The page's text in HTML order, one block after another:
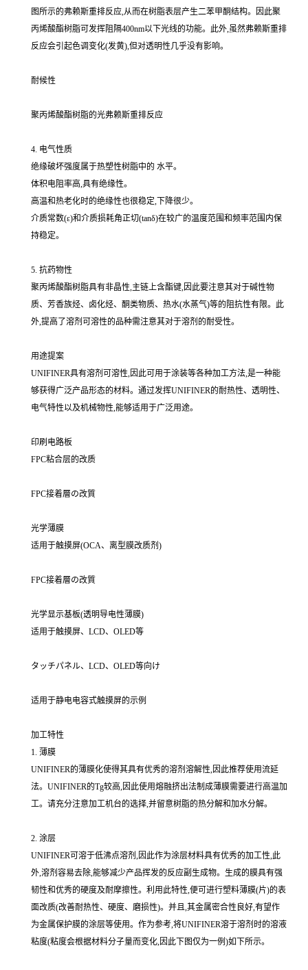
图所示的弗赖斯重排反应,从而在树脂表层产生二苯甲酮结构。因此聚
丙烯酸酯树脂可发挥阻隔400nm以下光线的功能。此外,虽然弗赖斯重排
反应会引起色调变化(发黄),但对透明性几乎没有影响。
耐候性
聚丙烯酸酯树脂的光弗赖斯重排反应
4. 电气性质
绝缘破坏强度属于热塑性树脂中的 水平。
体积电阻率高,具有绝缘性。
高温和热老化时的绝缘性也很稳定,下降很少。
介质常数(ε)和介质损耗角正切(tanδ)在较广的温度范围和频率范围内保
持稳定。
5. 抗药物性
聚丙烯酸酯树脂具有非晶性,主链上含酯键,因此要注意其对于碱性物
质、芳香族烃、卤化烃、酮类物质、热水(水蒸气)等的阻抗性有限。此
外,提高了溶剂可溶性的品种需注意其对于溶剂的耐受性。
用途提案
UNIFINER具有溶剂可溶性,因此可用于涂装等各种加工方法,是一种能
够获得广泛产品形态的材料。通过发挥UNIFINER的耐热性、透明性、
电气特性以及机械物性,能够适用于广泛用途。
印刷电路板
FPC粘合层的改质
FPC接着層の改質
光学薄膜
适用于触摸屏(OCA、离型膜改质剂)
FPC接着層の改質
光学显示基板(透明导电性薄膜)
适用于触摸屏、LCD、OLED等
タッチパネル、LCD、OLED等向け
适用于静电电容式触摸屏的示例
加工特性
1. 薄膜
UNIFINER的薄膜化使得其具有优秀的溶剂溶解性,因此推荐使用流延
法。UNIFINER的Tg较高,因此使用熔融挤出法制成薄膜需要进行高温加
工。请充分注意加工机台的选择,并留意树脂的热分解和加水分解。
2. 涂层
UNIFINER可溶于低沸点溶剂,因此作为涂层材料具有优秀的加工性,此
外,溶剂容易去除,能够减少产品挥发的反应副生成物。生成的膜具有强
韧性和优秀的硬度及耐摩擦性。利用此特性,便可进行塑料薄膜(片)的表
面改质(改善耐热性、硬度、磨损性)。并且,其金属密合性良好,有望作
为金属保护膜的涂层等使用。作为参考,将UNIFINER溶于溶剂时的溶液
粘度(粘度会根据材料分子量而变化,因此下图仅为一例)如下所示。